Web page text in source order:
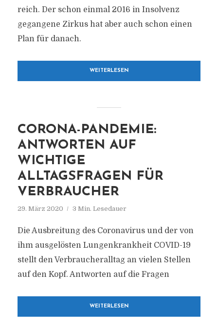
reich. Der schon einmal 2016 in Insolvenz
gegangene Zirkus hat aber auch schon einen
Plan für danach.
WEITERLESEN
CORONA-PANDEMIE:
ANTWORTEN AUF
WICHTIGE
ALLTAGSFRAGEN FÜR
VERBRAUCHER
29. März 2020 3 Min. Lesedauer
Die Ausbreitung des Coronavirus und der von
ihm ausgelösten Lungenkrankheit COVID-19
stellt den Verbraucheralltag an vielen Stellen
auf den Kopf. Antworten auf die Fragen
WEITERLESEN